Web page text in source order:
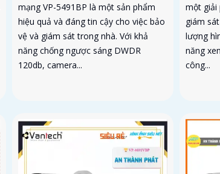
mạng VP-5491BP là một sản phẩm
hiệu quả và đáng tin cậy cho việc bảo
vệ và giám sát trong nhà. Với khả
năng chống ngược sáng DWDR
120db, camera...
một giải
giám
lượng
năng
công...